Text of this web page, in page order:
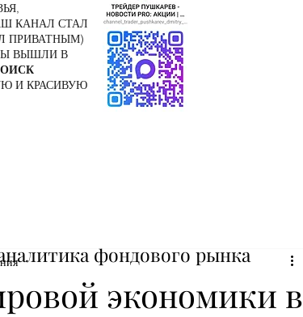
КАНАЛ СТАЛ
ПРИВАТНЫМ)
ВЫШЛИ В
И КРАСИВУЮ
экономики в
фондового рынка